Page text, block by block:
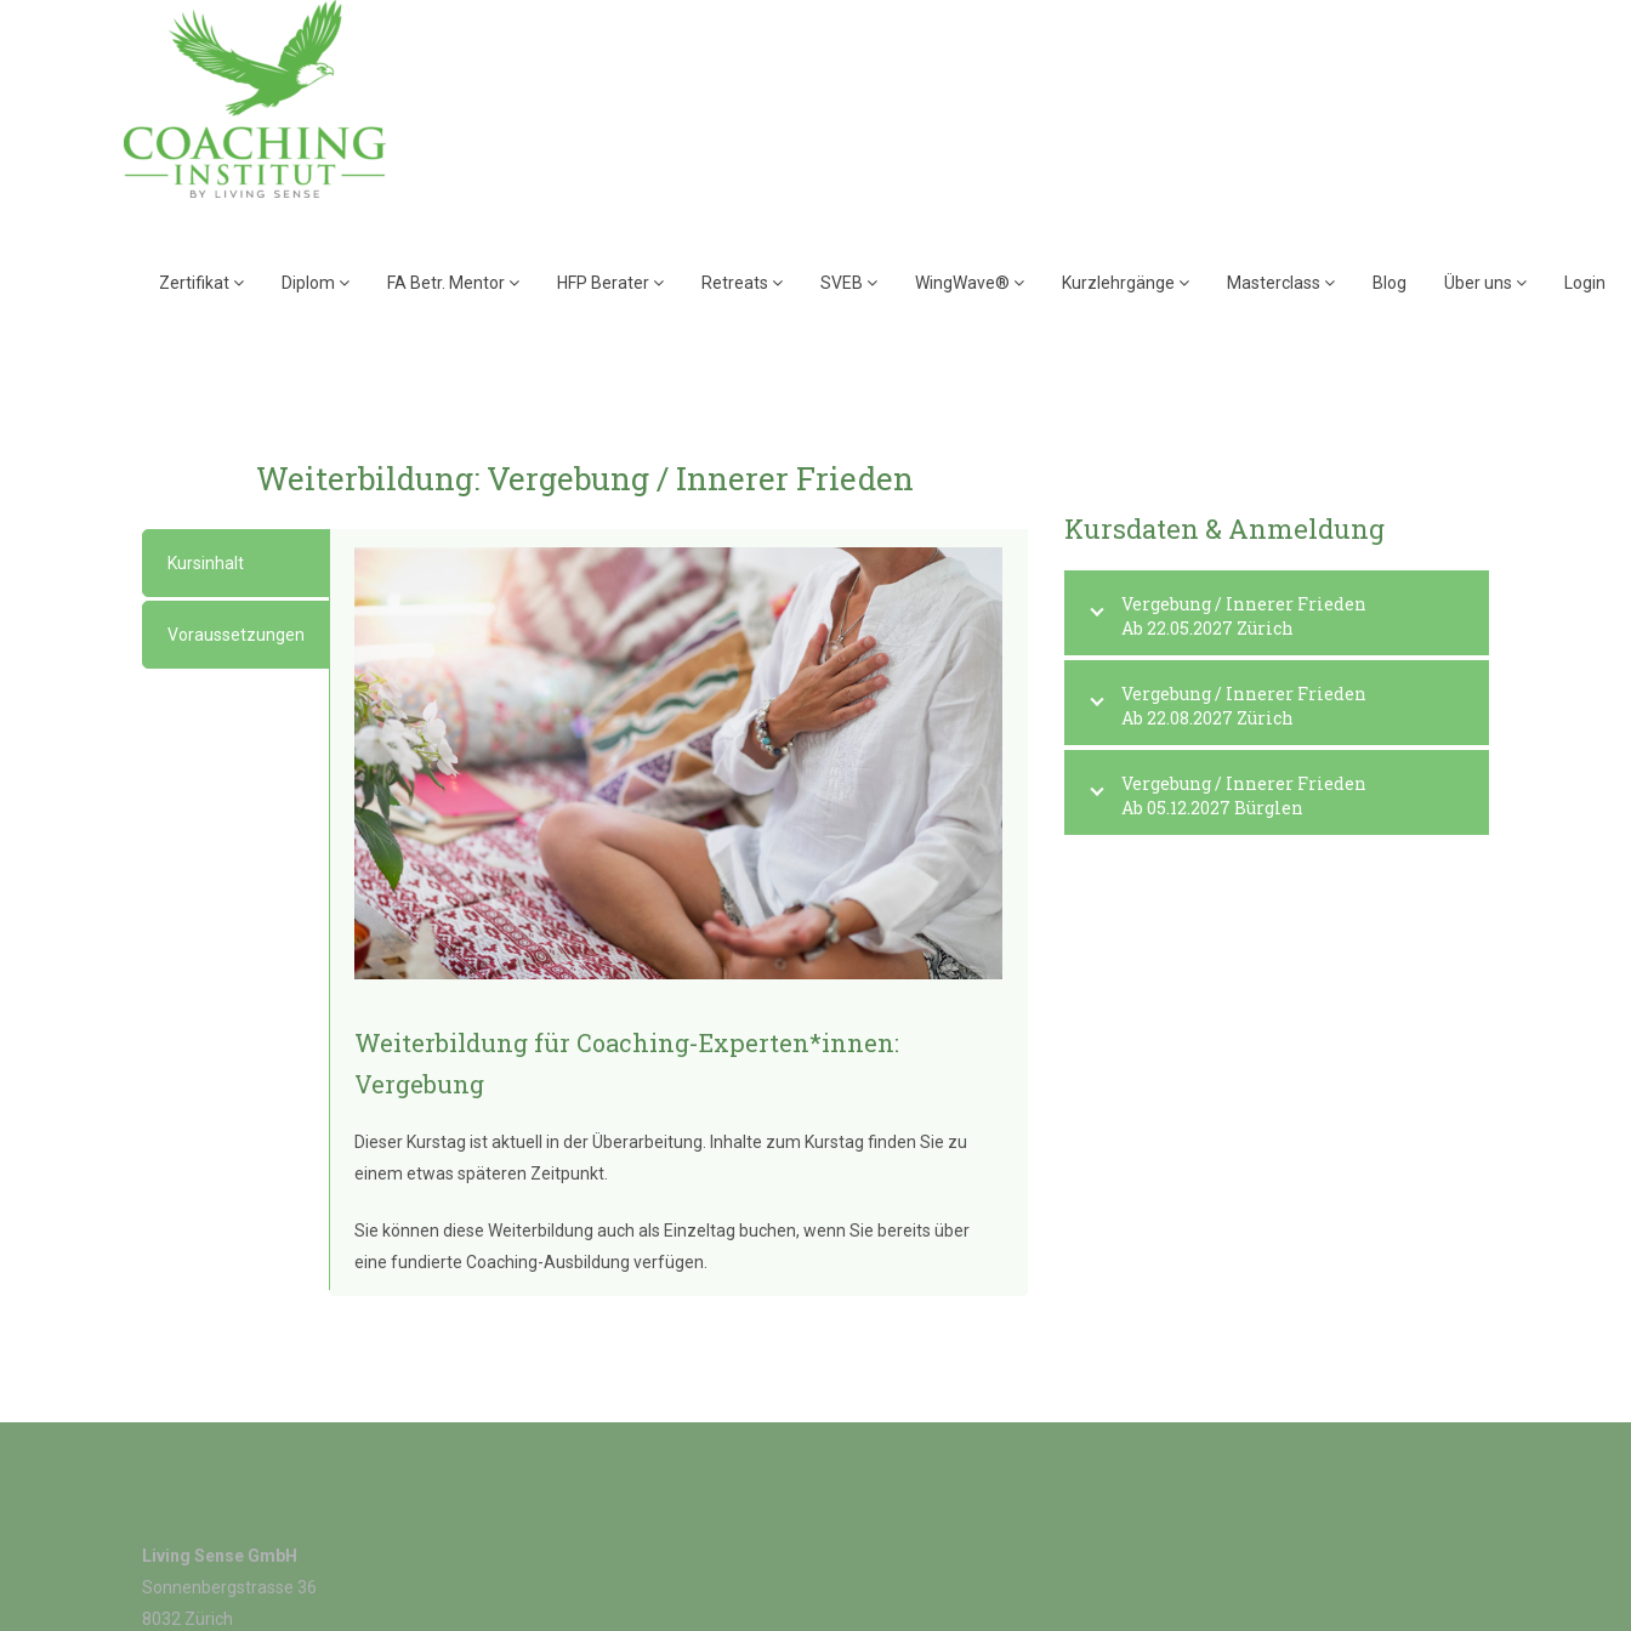
Zertifikat Diplom FA Betr. Mentor HFP Berater Retreats SVEB WingWave® Kurzlehrgänge Masterclass Blog Über uns Login
Weiterbildung: Vergebung / Innerer Frieden
Kursinhalt
Voraussetzungen
Weiterbildung für Coaching-Experten*innen:
Vergebung
Dieser Kurstag ist aktuell in der Überarbeitung. Inhalte zum Kurstag finden Sie zu
einem etwas späteren Zeitpunkt.
Sie können diese Weiterbildung auch als Einzeltag buchen, wenn Sie bereits über
eine fundierte Coaching-Ausbildung verfügen.
Kursdaten & Anmeldung
Vergebung / Innerer Frieden
Ab 22.05.2027 Zürich
Vergebung / Innerer Frieden
Ab 22.08.2027 Zürich
Vergebung / Innerer Frieden
Ab 05.12.2027 Bürglen
Living Sense GmbH
Sonnenbergstrasse 36
8032 Zürich